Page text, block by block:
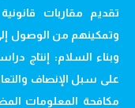
تقديم مقاربات
وتمكينهم من الوصول إلى
وبناء السلام: إنتاج
على سبل الإنصاف
مكافحة المعلومات